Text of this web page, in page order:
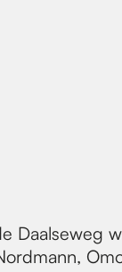
Daalseweg